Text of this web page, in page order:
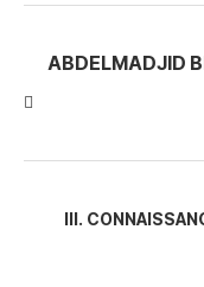
ABDELMADJID
III.